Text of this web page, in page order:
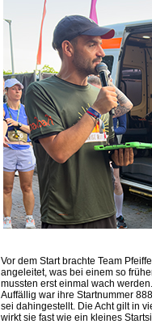
Vor dem Start brachte Team
angeleitet, was bei einem so
mussten erst einmal wach
Auffällig war ihre Startnummer
sei dahingestellt. Die Acht gilt in
wirkt sie fast wie ein kleines